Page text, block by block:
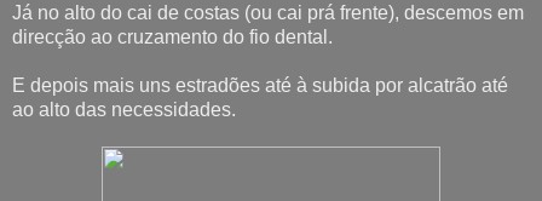
Já no alto do cai de costas (ou cai prá frente), descemos em
direcção ao cruzamento do fio dental.
E depois mais uns estradões até à subida por alcatrão até
ao alto das necessidades.